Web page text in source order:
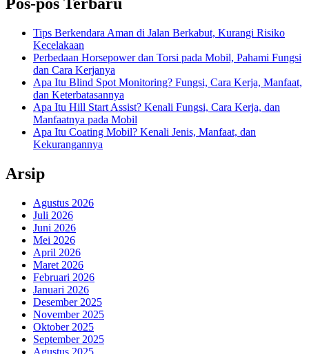
Tips Berkendara Aman di Jalan Berkabut, Kurangi Risiko
Kecelakaan
Perbedaan Horsepower dan Torsi pada Mobil, Pahami Fungsi
dan Cara Kerjanya
Apa Itu Blind Spot Monitoring? Fungsi, Cara Kerja, Manfaat,
dan Keterbatasannya
Apa Itu Hill Start Assist? Kenali Fungsi, Cara Kerja, dan
Manfaatnya pada Mobil
Apa Itu Coating Mobil? Kenali Jenis, Manfaat, dan
Kekurangannya
Arsip
Agustus 2026
Juli 2026
Juni 2026
Mei 2026
April 2026
Maret 2026
Februari 2026
Januari 2026
Desember 2025
November 2025
Oktober 2025
September 2025
Agustus 2025